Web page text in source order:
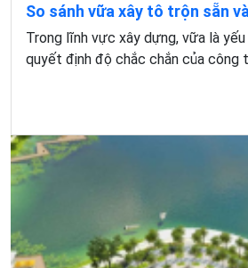
So sánh vữa xây tô trộn sẵn
Trong lĩnh vực xây dựng, vữa là
quyết định độ chắc chắn của công